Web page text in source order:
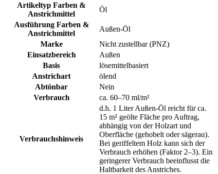
Artikeltyp Farben &
Anstrichmittel
Öl
Ausführung Farben &
Anstrichmittel
Außen-Öl
Marke
Nicht zustellbar (PNZ)
Einsatzbereich
Außen
Basis
lösemittelbasiert
Anstrichart
ölend
Abtönbar
Nein
Verbrauch
ca. 60–70 ml/m²
Verbrauchshinweis
d.h. 1 Liter Außen-Öl reicht für ca.
15 m² geölte Fläche pro Auftrag,
abhängig von der Holzart und
Oberfläche (gehobelt oder sägerau).
Bei geriffeltem Holz kann sich der
Verbrauch erhöhen (Faktor 2–3). Ein
geringerer Verbrauch beeinflusst die
Haltbarkeit des Anstriches.